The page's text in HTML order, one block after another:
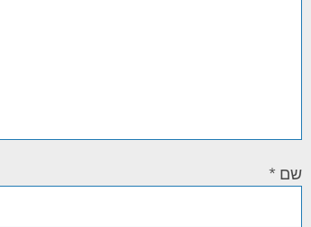
שם *